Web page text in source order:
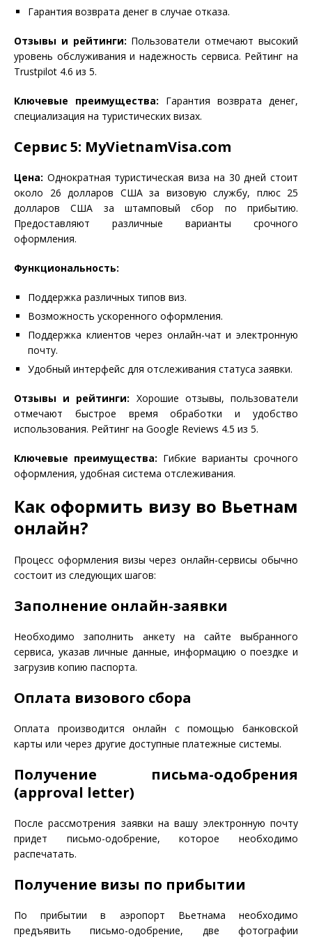
Гарантия возврата денег в случае отказа.
Отзывы и рейтинги: Пользователи отмечают высокий
уровень обслуживания и надежность сервиса. Рейтинг на
Trustpilot 4.6 из 5.
Ключевые преимущества: Гарантия возврата денег,
специализация на туристических визах.
Сервис 5: MyVietnamVisa.com
Цена: Однократная туристическая виза на 30 дней стоит
около 26 долларов США за визовую службу, плюс 25
долларов США за штамповый сбор по прибытию.
Предоставляют различные варианты срочного
оформления.
Функциональность:
Поддержка различных типов виз.
Возможность ускоренного оформления.
Поддержка клиентов через онлайн-чат и электронную
почту.
Удобный интерфейс для отслеживания статуса заявки.
Отзывы и рейтинги: Хорошие отзывы, пользователи
отмечают быстрое время обработки и удобство
использования. Рейтинг на Google Reviews 4.5 из 5.
Ключевые преимущества: Гибкие варианты срочного
оформления, удобная система отслеживания.
Как оформить визу во Вьетнам
онлайн?
Процесс оформления визы через онлайн-сервисы обычно
состоит из следующих шагов:
Заполнение онлайн-заявки
Необходимо заполнить анкету на сайте выбранного
сервиса, указав личные данные, информацию о поездке и
загрузив копию паспорта.
Оплата визового сбора
Оплата производится онлайн с помощью банковской
карты или через другие доступные платежные системы.
Получение письма-одобрения
(approval letter)
После рассмотрения заявки на вашу электронную почту
придет письмо-одобрение, которое необходимо
распечатать.
Получение визы по прибытии
По прибытии в аэропорт Вьетнама необходимо
предъявить письмо-одобрение, две фотографии